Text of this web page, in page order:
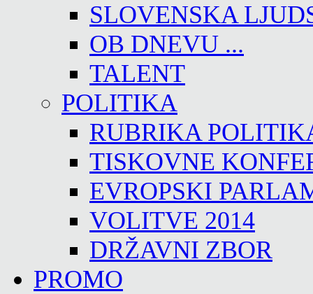
SLOVENSKA
OB DNEVU ...
TALENT
POLITIKA
RUBRIKA
TISKOVNE
EVROPSKI
VOLITVE 2014
DRŽAVNI ZBOR
PROMO